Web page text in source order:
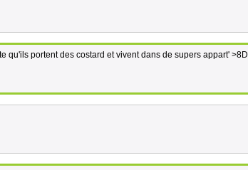
qu'ils portent des costard et vivent dans de supers appart' >8D